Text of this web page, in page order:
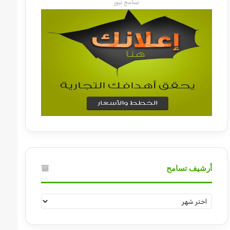
تسامح نيوز
أرشيف تسامح
أرشيف
تسامح